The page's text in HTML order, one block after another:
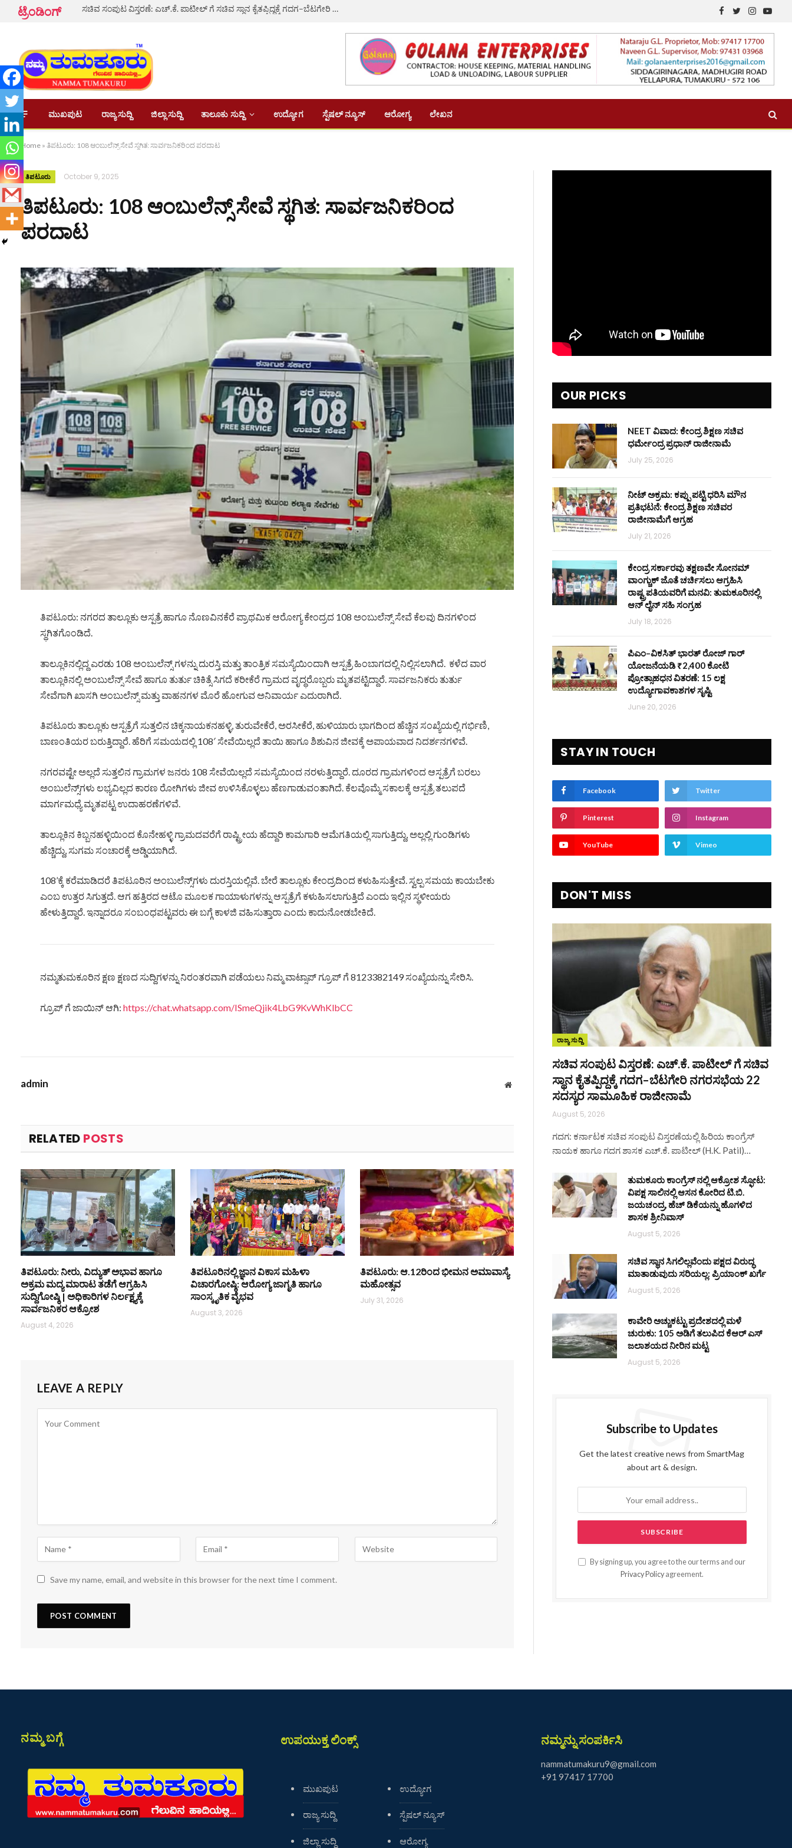
ಟ್ರೆಂಡಿಂಗ್ ಸಚಿವ ಸಂಪುಟ ವಿಸ್ತರಣೆ: ಎಚ್.ಕೆ. ಪಾಟೀಲ್ ಗೆ ಸಚಿವ ಸ್ಥಾನ ಕೈತಪ್ಪಿದ್ದಕ್ಕೆ ಗದಗ–ಬೆಟಗೇರಿ ನಗರಸಭೆಯ 22 ಸದಸ್ಯರ ಸಾಮೂಹಿಕ ರಾಜೀನಾಮೆ
Facebook
TwitterInstagram
ಮುಖಪುಟ ರಾಜ್ಯ ಸುದ್ದಿ ಜಿಲ್ಲಾ ಸುದ್ದಿ ತಾಲೂಕು ಸುದ್ದಿ ಉದ್ಯೋಗ ಸ್ಪೆಷಲ್ ನ್ಯೂಸ್ ಆರೋಗ್ಯ ಲೇಖನ
Home » ತಿಪಟೂರು: 108 ಆಂಬುಲೆನ್ಸ್ ಸೇವೆ ಸ್ಥಗಿತ: ಸಾರ್ವಜನಿಕರಿಂದ ಪರದಾಟ
ತಿಪಟೂರು October 9, 2025
ತಿಪಟೂರು: 108 ಆಂಬುಲೆನ್ಸ್ ಸೇವೆ ಸ್ಥಗಿತ: ಸಾರ್ವಜನಿಕರಿಂದ
ಪರದಾಟ
ತಿಪಟೂರು: ನಗರದ ತಾಲ್ಲೂಕು ಆಸ್ಪತ್ರೆ ಹಾಗೂ ನೊಣವಿನಕೆರೆ ಪ್ರಾಥಮಿಕ ಆರೋಗ್ಯ ಕೇಂದ್ರದ 108 ಅಂಬುಲೆನ್ಸ್ ಸೇವೆ ಕೆಲವು ದಿನಗಳಿಂದ
ಸ್ಥಗಿತಗೊಂಡಿದೆ.
ತಾಲ್ಲೂಕಿನಲ್ಲಿದ್ದ ಎರಡು 108 ಅಂಬುಲೆನ್ಸ್‌ ಗಳನ್ನು ದುರಸ್ತಿ ಮತ್ತು ತಾಂತ್ರಿಕ ಸಮಸ್ಯೆಯಿಂದಾಗಿ ಆಸ್ಪತ್ರೆ ಹಿಂಬಾಗದಲ್ಲಿ ನಿಲ್ಲಿಸಲಾಗಿದೆ. ಕಳೆದ ವಾರ
ತಾಲ್ಲೂಕಿನಲ್ಲಿ ಅಂಬುಲೆನ್ಸ್ ಸೇವೆ ಹಾಗೂ ತುರ್ತು ಚಿಕಿತ್ಸೆ ಸಿಗದೆ ಕರೀಕೆರೆ ಗ್ರಾಮದ ವೃದ್ಧರೊಬ್ಬರು ಮೃತಪಟ್ಟಿದ್ದಾರೆ. ಸಾರ್ವಜನಿಕರು ತುರ್ತು
ಸೇವೆಗಾಗಿ ಖಾಸಗಿ ಅಂಬುಲೆನ್ಸ್ ಮತ್ತು ವಾಹನಗಳ ಮೊರೆ ಹೋಗುವ ಅನಿವಾರ್ಯ ಎದುರಾಗಿದೆ.
ತಿಪಟೂರು ತಾಲ್ಲೂಕು ಆಸ್ಪತ್ರೆಗೆ ಸುತ್ತಲಿನ ಚಿಕ್ಕನಾಯಕನಹಳ್ಳಿ, ತುರುವೇಕೆರೆ, ಅರಸೀಕೆರೆ, ಹುಳಿಯಾರು ಭಾಗದಿಂದ ಹೆಚ್ಚಿನ ಸಂಖ್ಯೆಯಲ್ಲಿ ಗರ್ಭಿಣಿ,
ಬಾಣಂತಿಯರ ಬರುತ್ತಿದ್ದಾರೆ. ಹೆರಿಗೆ ಸಮಯದಲ್ಲಿ 108′ ಸೇವೆಯಿಲ್ಲದೆ ತಾಯಿ ಹಾಗೂ ಶಿಶುವಿನ ಜೀವಕ್ಕೆ ಅಪಾಯವಾದ ನಿದರ್ಶನಗಳಿವೆ.
ನಗರವಷ್ಟೇ ಅಲ್ಲದೆ ಸುತ್ತಲಿನ ಗ್ರಾಮಗಳ ಜನರು 108 ಸೇವೆಯಿಲ್ಲದೆ ಸಮಸ್ಯೆಯಿಂದ ನರಳುತ್ತಿದ್ದಾರೆ. ದೂರದ ಗ್ರಾಮಗಳಿಂದ ಆಸ್ಪತ್ರೆಗೆ ಬರಲು
ಅಂಬುಲೆನ್ಸ್‌ಗಳು ಲಭ್ಯವಿಲ್ಲದ ಕಾರಣ ರೋಗಿಗಳು ಜೀವ ಉಳಿಸಿಕೊಳ್ಳಲು ಹೆಣಗಾಡುವಂತಾಗಿದೆ. ಕೆಲವೊಮ್ಮೆ ಸಕಾಲಕ್ಕೆ ಆಸ್ಪತ್ರೆ ತಲುಪದೆ
ಮಾರ್ಗಮಧ್ಯೆ ಮೃತಪಟ್ಟ ಉದಾಹರಣೆಗಳಿವೆ.
ತಾಲ್ಲೂಕಿನ ಕಿಬ್ಬನಹಳ್ಳಿಯಿಂದ ಕೊನೇಹಳ್ಳಿ ಗ್ರಾಮದವರೆಗೆ ರಾಷ್ಟ್ರೀಯ ಹೆದ್ದಾರಿ ಕಾಮಗಾರಿ ಆಮೆಗತಿಯಲ್ಲಿ ಸಾಗುತ್ತಿದ್ದು, ಅಲ್ಲಲ್ಲಿ ಗುಂಡಿಗಳು
ಹೆಚ್ಚಿದ್ದು, ಸುಗಮ ಸಂಚಾರಕ್ಕೆ ಅಡ್ಡಿಯಾಗಿದೆ.
108’ಕ್ಕೆ ಕರೆಮಾಡಿದರೆ ತಿಪಟೂರಿನ ಅಂಬುಲೆನ್ಸ್‌ಗಳು ದುರಸ್ತಿಯಲ್ಲಿವೆ. ಬೇರೆ ತಾಲ್ಲೂಕು ಕೇಂದ್ರದಿಂದ ಕಳುಹಿಸುತ್ತೇವೆ. ಸ್ವಲ್ಪ ಸಮಯ ಕಾಯಬೇಕು
ಎಂಬ ಉತ್ತರ ಸಿಗುತ್ತದೆ. ಆಗ ಹತ್ತಿರದ ಆಟೊ ಮೂಲಕ ಗಾಯಾಳುಗಳನ್ನು ಆಸ್ಪತ್ರೆಗೆ ಕಳುಹಿಸಲಾಗುತ್ತಿದೆ ಎಂದು ಇಲ್ಲಿನ ಸ್ಥಳೀಯರು
ಹೇಳುತ್ತಿದ್ದಾರೆ. ಇನ್ನಾದರೂ ಸಂಬಂಧಪಟ್ಟವರು ಈ ಬಗ್ಗೆ ಕಾಳಜಿ ವಹಿಸುತ್ತಾರಾ ಎಂದು ಕಾದುನೋಡಬೇಕಿದೆ.
ನಮ್ಮತುಮಕೂರಿನ ಕ್ಷಣ ಕ್ಷಣದ ಸುದ್ದಿಗಳನ್ನು ನಿರಂತರವಾಗಿ ಪಡೆಯಲು ನಿಮ್ಮ ವಾಟ್ಸಾಪ್ ಗ್ರೂಪ್ ಗೆ 8123382149 ಸಂಖ್ಯೆಯನ್ನು ಸೇರಿಸಿ.
ಗ್ರೂಪ್ ಗೆ ಜಾಯಿನ್ ಆಗಿ: https://chat.whatsapp.com/ISmeQjik4LbG9KvWhKlbCC
admin Website
RELATED POSTS
ತಿಪಟೂರು: ನೀರು, ವಿದ್ಯುತ್ ಅಭಾವ ಹಾಗೂ
ಅಕ್ರಮ ಮದ್ಯ ಮಾರಾಟ ತಡೆಗೆ ಆಗ್ರಹಿಸಿ
ಸುದ್ದಿಗೋಷ್ಠಿ | ಅಧಿಕಾರಿಗಳ ನಿರ್ಲಕ್ಷ್ಯಕ್ಕೆ
ಸಾರ್ವಜನಿಕರ ಆಕ್ರೋಶ
August 4, 2026
ತಿಪಟೂರಿನಲ್ಲಿ ಜ್ಞಾನ ವಿಕಾಸ ಮಹಿಳಾ
ವಿಚಾರಗೋಷ್ಠಿ: ಆರೋಗ್ಯ ಜಾಗೃತಿ ಹಾಗೂ
ಸಾಂಸ್ಕೃತಿಕ ವೈಭವ
August 3, 2026
ತಿಪಟೂರು: ಆ.12ರಿಂದ ಭೀಮನ ಅಮಾವಾಸ್ಯೆ
ಮಹೋತ್ಸವ
July 31, 2026
LEAVE A REPLY
Save my name, email, and website in this browser for the next time I comment.
OUR PICKS
NEET ವಿವಾದ: ಕೇಂದ್ರ ಶಿಕ್ಷಣ ಸಚಿವ
ಧರ್ಮೇಂದ್ರ ಪ್ರಧಾನ್ ರಾಜೀನಾಮೆ
July 25, 2026
ನೀಟ್ ಅಕ್ರಮ: ಕಪ್ಪು ಪಟ್ಟಿ ಧರಿಸಿ ಮೌನ
ಪ್ರತಿಭಟನೆ: ಕೇಂದ್ರ ಶಿಕ್ಷಣ ಸಚಿವರ
ರಾಜೀನಾಮೆಗೆ ಆಗ್ರಹ
July 21, 2026
ಕೇಂದ್ರ ಸರ್ಕಾರವು ತಕ್ಷಣವೇ ಸೋನಮ್
ವಾಂಗ್ಚುಕ್ ಜೊತೆ ಚರ್ಚಿಸಲು ಆಗ್ರಹಿಸಿ
ರಾಷ್ಟ್ರಪತಿಯವರಿಗೆ ಮನವಿ: ತುಮಕೂರಿನಲ್ಲಿ
ಆನ್‌ ಲೈನ್ ಸಹಿ ಸಂಗ್ರಹ
July 18, 2026
ಪಿಎಂ–ವಿಕಸಿತ್ ಭಾರತ್ ರೋಜ್‌ ಗಾರ್
ಯೋಜನೆಯಡಿ ₹2,400 ಕೋಟಿ
ಪ್ರೋತ್ಸಾಹಧನ ವಿತರಣೆ: 15 ಲಕ್ಷ
ಉದ್ಯೋಗಾವಕಾಶಗಳ ಸೃಷ್ಟಿ
June 20, 2026
STAY IN TOUCH
Facebook Twitter
Pinterest Instagram
YouTube Vimeo
DON'T MISS
ರಾಜ್ಯ ಸುದ್ದಿ
ಸಚಿವ ಸಂಪುಟ ವಿಸ್ತರಣೆ: ಎಚ್.ಕೆ. ಪಾಟೀಲ್ ಗೆ ಸಚಿವ
ಸ್ಥಾನ ಕೈತಪ್ಪಿದ್ದಕ್ಕೆ ಗದಗ–ಬೆಟಗೇರಿ ನಗರಸಭೆಯ 22
ಸದಸ್ಯರ ಸಾಮೂಹಿಕ ರಾಜೀನಾಮೆ
August 5, 2026
ಗದಗ: ಕರ್ನಾಟಕ ಸಚಿವ ಸಂಪುಟ ವಿಸ್ತರಣೆಯಲ್ಲಿ ಹಿರಿಯ ಕಾಂಗ್ರೆಸ್
ನಾಯಕ ಹಾಗೂ ಗದಗ ಶಾಸಕ ಎಚ್.ಕೆ. ಪಾಟೀಲ್ (H.K. Patil)…
ತುಮಕೂರು ಕಾಂಗ್ರೆಸ್ ನಲ್ಲಿ ಆಕ್ರೋಶ ಸ್ಫೋಟ:
ವಿಪಕ್ಷ ಸಾಲಿನಲ್ಲಿ ಆಸನ ಕೋರಿದ ಟಿ.ಬಿ.
ಜಯಚಂದ್ರ, ಹೆಚ್ ಡಿಕೆಯನ್ನು ಹೊಗಳಿದ
ಶಾಸಕ ಶ್ರೀನಿವಾಸ್
August 5, 2026
ಸಚಿವ ಸ್ಥಾನ ಸಿಗಲಿಲ್ಲವೆಂದು ಪಕ್ಷದ ವಿರುದ್ಧ
ಮಾತಾಡುವುದು ಸರಿಯಲ್ಲ: ಪ್ರಿಯಾಂಕ್ ಖರ್ಗೆ
August 5, 2026
ಕಾವೇರಿ ಅಚ್ಚುಕಟ್ಟು ಪ್ರದೇಶದಲ್ಲಿ ಮಳೆ
ಚುರುಕು: 105 ಅಡಿಗೆ ತಲುಪಿದ ಕೆಆರ್ ಎಸ್
ಜಲಾಶಯದ ನೀರಿನ ಮಟ್ಟ
August 5, 2026
Subscribe to Updates
Get the latest creative news from SmartMag
about art & design.
By signing up, you agree to the our terms and our
Privacy Policyagreement.
ನಮ್ಮ ಬಗ್ಗೆ ಉಪಯುಕ್ತ ಲಿಂಕ್ಸ್
ಮುಖಪುಟ
ರಾಜ್ಯ ಸುದ್ದಿ
ಜಿಲ್ಲಾ ಸುದ್ದಿ
ಉದ್ಯೋಗ
ಸ್ಪೆಷಲ್ ನ್ಯೂಸ್
ಆರೋಗ್ಯ
ನಮ್ಮನ್ನು ಸಂಪರ್ಕಿಸಿ
nammatumakuru9@gmail.com
+91 97417 17700